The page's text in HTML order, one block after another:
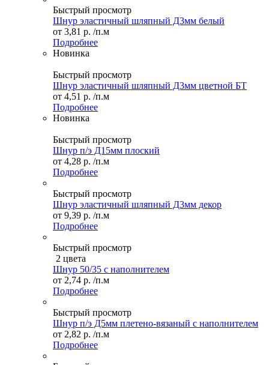
Быстрый просмотр
Шнур эластичный шляпный Д3мм белый
от 3,81 р. /п.м
Подробнее
Новинка
Быстрый просмотр
Шнур эластичный шляпный Д3мм цветной БТ
от 4,51 р. /п.м
Подробнее
Новинка
Быстрый просмотр
Шнур п/э Д15мм плоский
от 4,28 р. /п.м
Подробнее
Быстрый просмотр
Шнур эластичный шляпный Д3мм декор
от 9,39 р. /п.м
Подробнее
Быстрый просмотр
2 цвета
Шнур 50/35 с наполнителем
от 2,74 р. /п.м
Подробнее
Быстрый просмотр
Шнур п/э Д5мм плетено-вязаный с наполнителем
от 2,82 р. /п.м
Подробнее